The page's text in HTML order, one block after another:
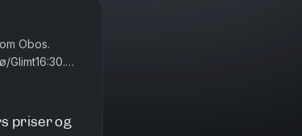
gangene
i tillegg til
Obos.
Glimt16:30.
priser og